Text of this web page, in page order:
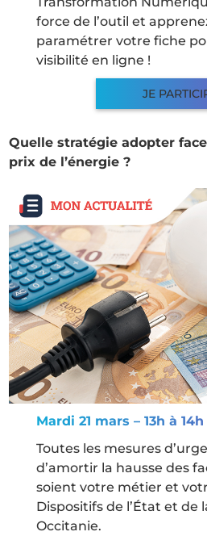
force de l’outil et
paramétrer votre fiche
visibilité en ligne !
JE
Quelle stratégie adopter
prix de l’énergie ?
Mardi 21 mars – 13h à 14h
Toutes les mesures
d’amortir la hausse des
soient votre métier et
Dispositifs de l’État et de
Occitanie.